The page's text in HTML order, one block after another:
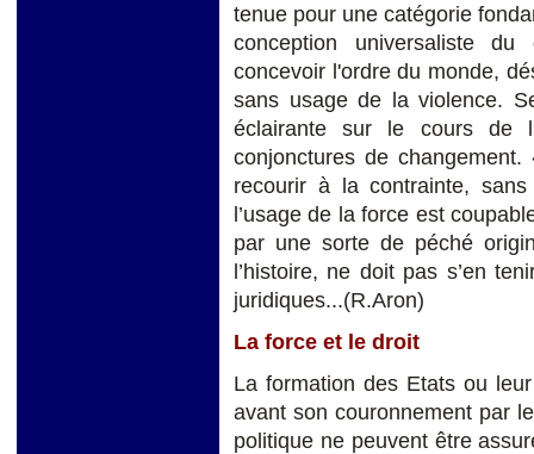
tenue pour une catégorie
conception universaliste
concevoir l'ordre du monde,
sans usage de la violence.
éclairante sur le cours de
conjonctures de
recourir à la contrainte,
l’usage de la force est
par une sorte de péché
l’histoire, ne doit pas s’en
juridiques...(R.Aron)
La force et le droit
La formation des Etats ou
avant son couronnement par
politique ne peuvent être